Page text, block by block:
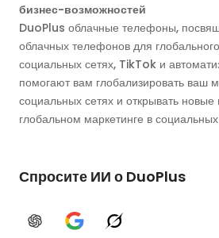
бизнес-возможностей
DuoPlus облачные телефоны,
облачных телефонов для
социальных сетях, TikTok и
помогают вам глобализировать ваш
социальных сетях и открывать новые
глобальном маркетинге в
Спросите ИИ о DuoPlus
ChatGPTGoogle AIGrok